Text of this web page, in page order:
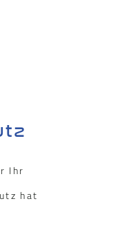
Ihr
hat